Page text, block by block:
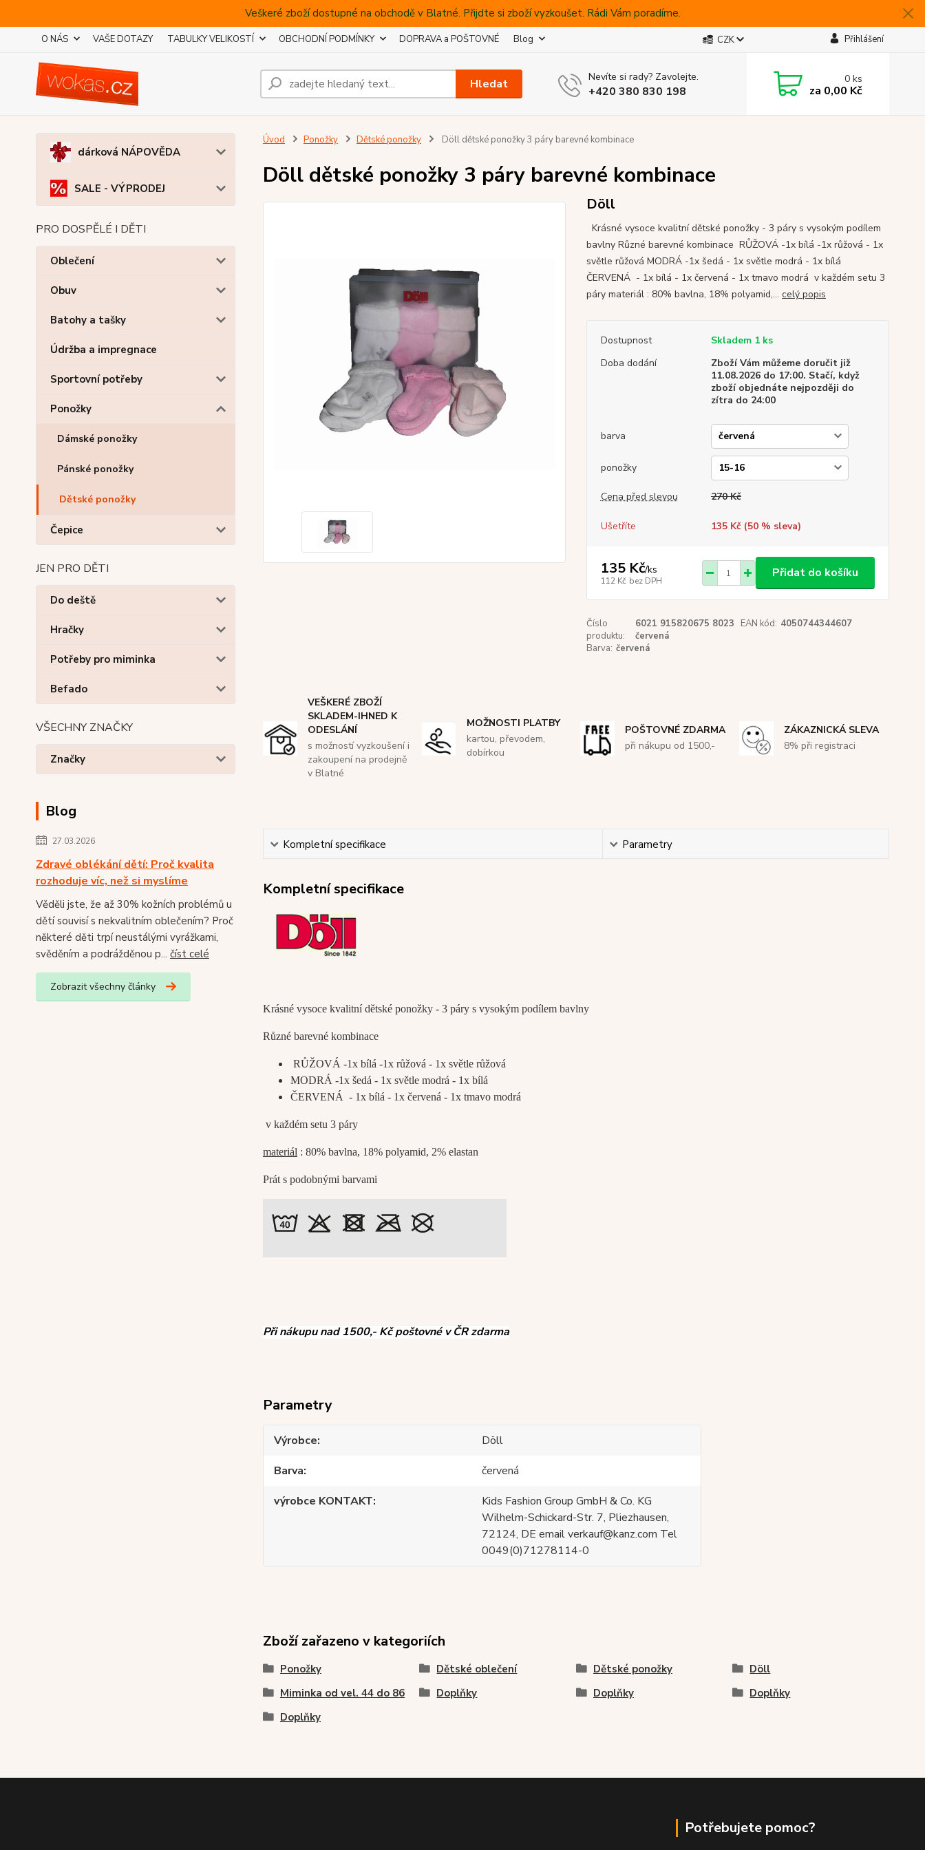
Veškeré zboží dostupné na obchodě v Blatné. Přijdte si zboží vyzkoušet. Rádi Vám poradíme.
O NÁS VAŠE DOTAZY TABULKY VELIKOSTÍ OBCHODNÍ PODMÍNKY DOPRAVA a POŠTOVNÉ Blog CZK Přihlášení
Hledat Nevíte si rady? Zavolejte.
+420 380 830 198
0ks
za 0,00 Kč
dárková NÁPOVĚDA
SALE - VÝPRODEJ
PRO DOSPĚLÉ I DĚTI
Oblečení
Obuv
Batohy a tašky
Údržba a impregnace
Sportovní potřeby
Ponožky
Dámské ponožky
Pánské ponožky
Dětské ponožky
Čepice
JEN PRO DĚTI
Do deště
Hračky
Potřeby pro miminka
Befado
VŠECHNY ZNAČKY
Značky
Blog
27.03.2026
Zdravé oblékání dětí: Proč kvalita
rozhoduje víc, než si myslíme
Věděli jste, že až 30% kožních problémů u
dětí souvisí s nekvalitním oblečením? Proč
některé děti trpí neustálými vyrážkami,
svěděním a podrážděnou p... číst celé
Zobrazit všechny články
Úvod Ponožky Dětské ponožky Döll dětské ponožky 3 páry barevné kombinace
Döll dětské ponožky 3 páry barevné kombinace
Döll
Krásné vysoce kvalitní dětské ponožky - 3 páry s vysokým podílem
bavlny Různé barevné kombinace RŮŽOVÁ -1x bílá -1x růžová - 1x
světle růžová MODRÁ -1x šedá - 1x světle modrá - 1x bílá
ČERVENÁ - 1x bílá - 1x červená - 1x tmavo modrá v každém setu 3
páry materiál : 80% bavlna, 18% polyamid,... celý popis
Dostupnost
Skladem 1 ks
Doba dodání
Zboží Vám můžeme doručit již
11.08.2026 do 17:00. Stačí, když
zboží objednáte nejpozději do
zítra do 24:00
barva
ponožky
Cena před slevou 270 Kč
Ušetříte 135 Kč (50% sleva)
135 Kč/ks
112 Kč bez DPH
Přidat do košíku
Číslo
produktu:
6021 915820675 8023
červená
EAN kód: 4050744344607
Barva: červená
VEŠKERÉ ZBOŽÍ
SKLADEM-IHNED K
ODESLÁNÍ
s možností vyzkoušení i
zakoupení na prodejně
v Blatné
MOŽNOSTI PLATBY
kartou, převodem,
dobírkou
POŠTOVNÉ ZDARMA
při nákupu od 1500,-
ZÁKAZNICKÁ SLEVA
8% při registraci
Kompletní specifikace Parametry
Kompletní specifikace
Krásné vysoce kvalitní dětské ponožky - 3 páry s vysokým podílem bavlny
Různé barevné kombinace
RŮŽOVÁ -1x bílá -1x růžová - 1x světle růžová
MODRÁ -1x šedá - 1x světle modrá - 1x bílá
ČERVENÁ - 1x bílá - 1x červená - 1x tmavo modrá
v každém setu 3 páry
materiál : 80% bavlna, 18% polyamid, 2% elastan
Prát s podobnými barvami
Při nákupu nad 1500,- Kč poštovné v ČR zdarma
Parametry
Výrobce
Döll
Barva
červená
výrobce KONTAKT
Kids Fashion Group GmbH & Co. KG
Wilhelm-Schickard-Str. 7, Pliezhausen,
72124, DE email verkauf@kanz.com Tel
0049(0)71278114-0
Zboží zařazeno v kategoriích
Ponožky Dětské oblečení Dětské ponožky
Döll
Miminka od vel. 44 do 86
Doplňky Doplňky
Doplňky
Doplňky
Potřebujete pomoc?